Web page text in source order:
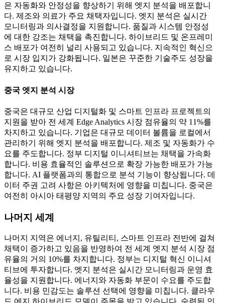
은 자동화와 안정성을 향상하기 위해 엣지 분석을 배포합니
다. 제조와 의료가 주요 채택자입니다. 엣지 분석은 실시간
모니터링과 의사결정을 지원합니다. 품질과 시스템 안정성
에 대한 강조는 채택을 촉진합니다. 하이브리드 및 온프레미
스 배포가 여전히 널리 사용되고 있습니다. 지속적인 혁신으
로 시장 입지가 강화됩니다. 일본은 꾸준한 기술주도 성장을
유지하고 있습니다.
중국 엣지 분석 시장
중국은 대규모 산업 디지털화 및 스마트 인프라 프로젝트의
지원을 받아 전 세계 Edge Analytics 시장 점유율의 약 11%를
차지하고 있습니다. 기업은 대규모 데이터 볼륨을 로컬에서
관리하기 위해 엣지 분석을 배포합니다. 제조 및 자동화가 수
요를 주도합니다. 정부 디지털 이니셔티브는 채택을 가속화
합니다. 비용 효율적인 솔루션으로 확장 가능한 배포가 가능
합니다. AI 플랫폼과의 통합으로 분석 기능이 향상됩니다. 데
이터 주권 고려 사항은 아키텍처에 영향을 미칩니다. 중국은
여전히 ​​아시아 태평양 지역의 주요 성장 기여자입니다.
나머지 세계
나머지 지역은 에너지, 유틸리티, 스마트 인프라 전반에 걸쳐
채택이 증가하고 있음을 반영하여 전 세계 엣지 분석 시장 점
유율의 거의 10%를 차지합니다. 정부는 디지털 혁신 이니셔
티브에 투자합니다. 엣지 분석은 실시간 모니터링과 운영 효
율성을 지원합니다. 에너지와 자동화 부문이 수요를 주도합
니다. 비용 민감도는 솔루션 선택에 영향을 미칩니다. 클라우